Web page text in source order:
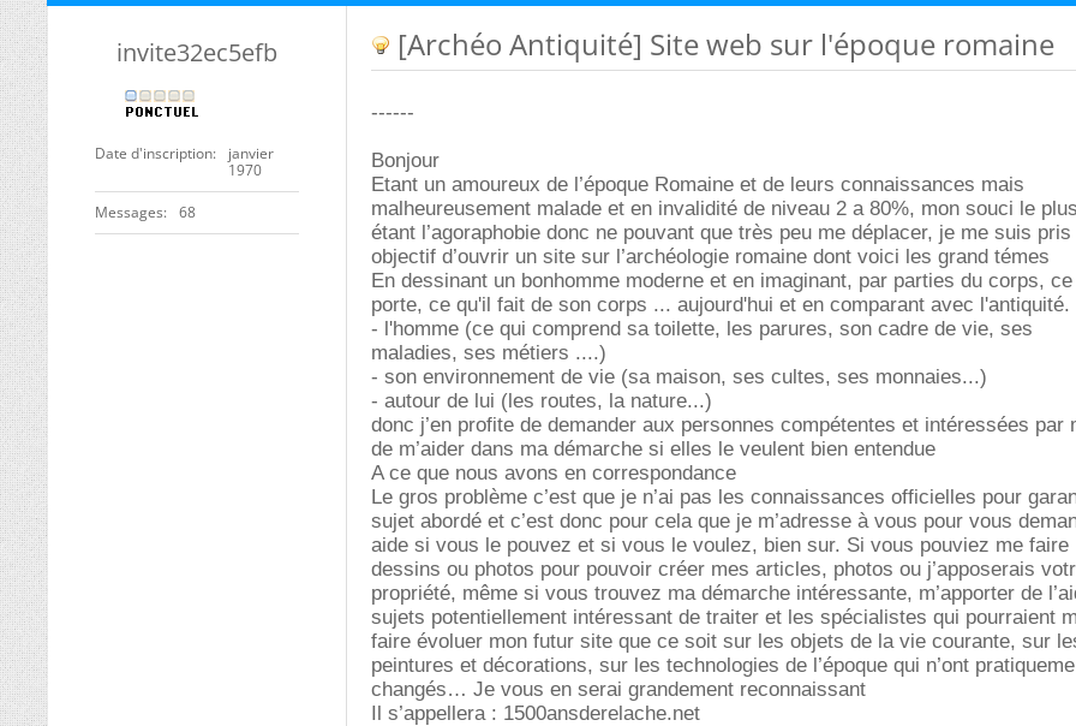
invite32ec5efb
Date d'inscription
janvier
1970
Messages 68
[Archéo Antiquité] Site web sur l'époque romaine
------
Bonjour
Etant un amoureux de l’époque Romaine et de leurs connaissances mais
malheureusement malade et en invalidité de niveau 2 a 80%, mon souci le
étant l’agoraphobie donc ne pouvant que très peu me déplacer, je me suis pris
objectif d’ouvrir un site sur l’archéologie romaine dont voici les grand témes
En dessinant un bonhomme moderne et en imaginant, par parties du corps,
porte, ce qu'il fait de son corps ... aujourd'hui et en comparant avec l'antiquité.
- l'homme (ce qui comprend sa toilette, les parures, son cadre de vie, ses
maladies, ses métiers ....)
- son environnement de vie (sa maison, ses cultes, ses monnaies...)
- autour de lui (les routes, la nature...)
donc j’en profite de demander aux personnes compétentes et intéressées par
de m’aider dans ma démarche si elles le veulent bien entendue
A ce que nous avons en correspondance
Le gros problème c’est que je n’ai pas les connaissances officielles pour
sujet abordé et c’est donc pour cela que je m’adresse à vous pour vous
aide si vous le pouvez et si vous le voulez, bien sur. Si vous pouviez me faire
dessins ou photos pour pouvoir créer mes articles, photos ou j’apposerais
propriété, même si vous trouvez ma démarche intéressante, m’apporter de
sujets potentiellement intéressant de traiter et les spécialistes qui pourraient
faire évoluer mon futur site que ce soit sur les objets de la vie courante, sur
peintures et décorations, sur les technologies de l’époque qui n’ont
changés… Je vous en serai grandement reconnaissant
Il s’appellera : 1500ansderelache.net